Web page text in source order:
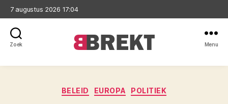
7 augustus 2026 17:04
Zoek Menu
Categorieën
BELEID EUROPA POLITIEK